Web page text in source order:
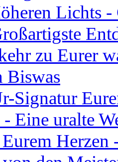
Lichts
zu Eurer
Biswas
Signatur
- Eine uralte